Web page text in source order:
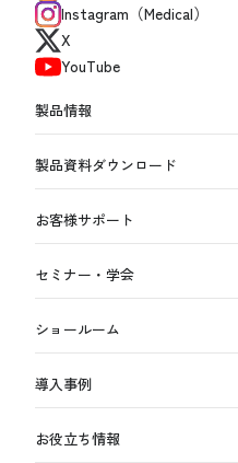
Instagram（Medical）
X
YouTube
製品情報
製品資料ダウンロード
お客様サポート
セミナー・学会
ショールーム
導入事例
お役立ち情報